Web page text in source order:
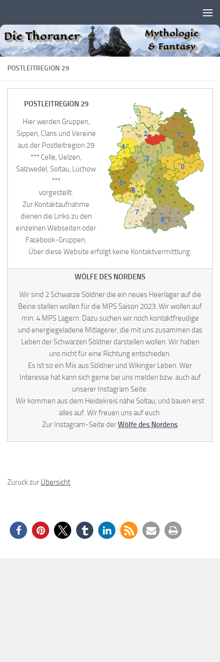
POSTLEITREGION 29
POSTLEITREGION 29
Hier werden Gruppen,
Sippen, Clans und Vereine
aus der Postleitregion 29
*** Celle, Uelzen,
Salzwedel, Soltau, Lüchow
***
vorgestellt.
Zur Kontaktaufnahme
dienen die Links zu den
einzelnen Webseiten oder
Facebook-Gruppen.
Über diese Website erfolgt keine Kontaktvermittlung.
WÖLFE DES NORDENS
Wir sind 2 Schwarze Söldner die ein neues Heerlager auf die
Beine stellen wollen für die MPS Saison 2023. Wir wollen auf
min. 4 MPS Lagern. Dazu suchen wir noch kontaktfreudige
und energiegeladene Mitlagerer, die mit uns zusammen das
Leben der Schwarzen Söldner darstellen wollen. Wir haben
uns nicht für eine Richtung entschieden.
Es ist so ein Mix aus Söldner und Wikinger Leben. Wer
Interesse hat kann sich gerne bei uns melden bzw. auch auf
unserer Instagram Seite.
Wir kommen aus dem Heidekreis nähe Soltau, und bauen erst
alles auf. Wir freuen uns auf euch.
Zur Instagram-Seite derWölfe des Nordens
Zurück zur Übersicht